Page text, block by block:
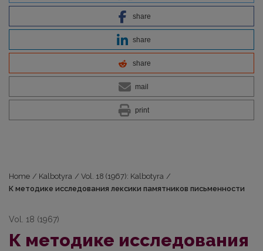
share
share
share
mail
print
Home / Kalbotyra / Vol. 18 (1967): Kalbotyra /
К методике исследования лексики памятников письменности
Vol. 18 (1967)
К методике исследования